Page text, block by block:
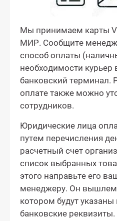
Мы принимаем карты
МИР. Сообщите
способ оплаты
необходимости курьер
банковский терминал.
оплате также можно
сотрудников.
Юридические лица
путем перечисления
расчетный счет
список выбранных
этого направьте его
менеджеру. Он вышлем
котором будут
банковские